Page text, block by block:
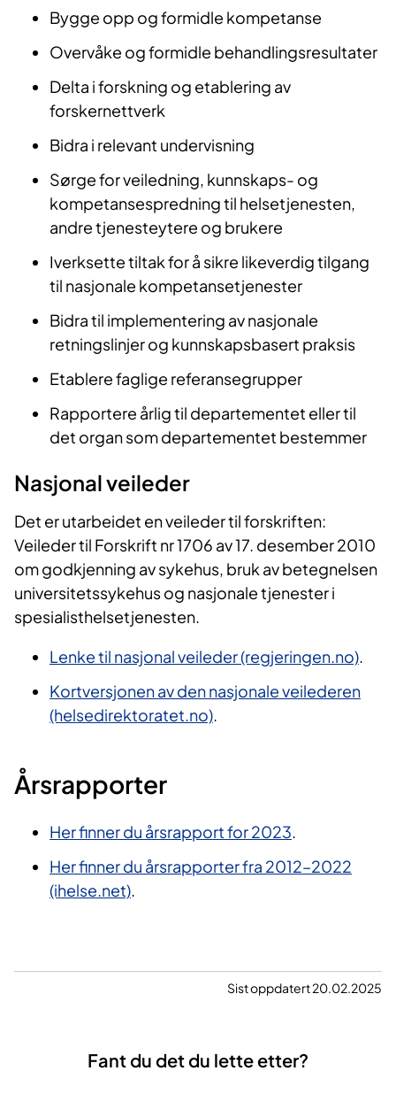
Bygge opp og formidle kompetanse
Overvåke og formidle behandlingsresultater
Delta i forskning og etablering av
forskernettverk
Bidra i relevant undervisning
Sørge for veiledning, kunnskaps- og
kompetansespredning til helsetjenesten,
andre tjenesteytere og brukere
Iverksette tiltak for å sikre likeverdig tilgang
til nasjonale kompetansetjenester
Bidra til implementering av nasjonale
retningslinjer og kunnskapsbasert praksis
Etablere faglige referansegrupper
Rapportere årlig til departementet eller til
det organ som departementet bestemmer
Nasjonal veileder​​​​​​
Det er utarbeidet en veileder til forskriften:
Veileder til Forskrift nr 1706 av 17. desember 2010
om godkjenning av sykehus, bruk av betegnelsen
universitetssykehus og nasjonale tjenester i
spesialisthelsetjenesten.
Lenke til nasjonal veileder (regjeringen.no).
Kortversjonen av den nasjonale veilederen
(helsedirektoratet.no).
Årsrapporter​​
Her finner du årsrapport for 2023.
Her finner du årsrapporter fra 2012–2022
(ihelse.net).
Sist oppdatert 20.02.2025
Fant du det du lette etter?